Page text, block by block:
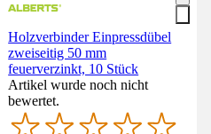
Holzverbinder Einpressdübel
zweiseitig 50 mm
feuerverzinkt, 10 Stück
Artikel wurde noch nicht
bewertet.